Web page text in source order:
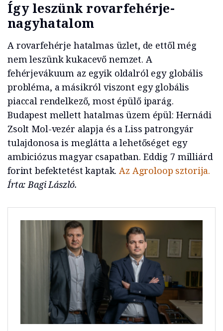
Így leszünk rovarfehérje-
nagyhatalom
A rovarfehérje hatalmas üzlet, de ettől még
nem leszünk kukacevő nemzet. A
fehérjevákuum az egyik oldalról egy globális
probléma, a másikról viszont egy globális
piaccal rendelkező, most épülő iparág.
Budapest mellett hatalmas üzem épül: Hernádi
Zsolt Mol-vezér alapja és a Liss patrongyár
tulajdonosa is meglátta a lehetőséget egy
ambiciózus magyar csapatban. Eddig 7 milliárd
forint befektetést kaptak.Az Agroloop sztorija.
Írta: Bagi László.